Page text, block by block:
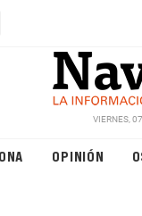
VIERNES,
OPINIÓN